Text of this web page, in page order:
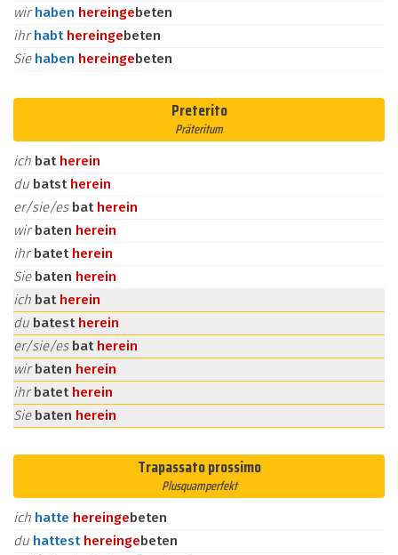
wirhaben hereingebeten
ihrhabt hereingebeten
Sie haben hereingebeten
Preterito
Präteritum
ich bat herein
du batst herein
er/sie/es bat herein
wirbaten herein
ihrbatet herein
Sie baten herein
ich bat herein
du batest herein
er/sie/es bat herein
wirbaten herein
ihrbatet herein
Sie baten herein
Trapassato prossimo
Plusquamperfekt
ich hatte hereingebeten
du hattest hereingebeten